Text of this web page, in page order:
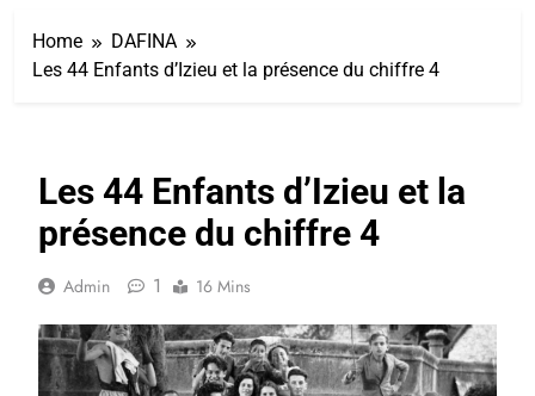
Home
DAFINA
Les 44 Enfants d’Izieu et la présence du chiffre 4
Les 44 Enfants d’Izieu et la
présence du chiffre 4
Admin 1 16 Mins